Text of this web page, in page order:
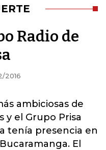
Radio de
2016
ambiciosas de
y el Grupo Prisa
tenía presencia en
El